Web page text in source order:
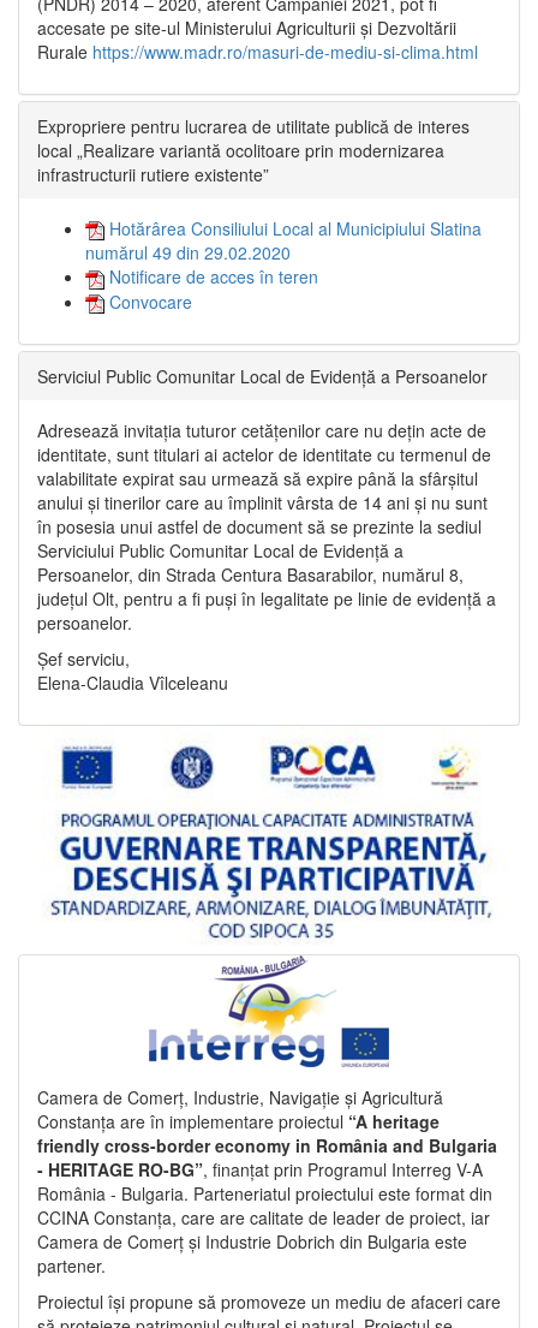
accesate pe site-ul Ministerului Agriculturii și Dezvoltării
Rurale https://www.madr.ro/masuri-de-mediu-si-clima.html
Expropriere pentru lucrarea de utilitate publică de interes
local „Realizare variantă ocolitoare prin modernizarea
infrastructurii rutiere existente”
Hotărârea Consiliului Local al Municipiului Slatina
numărul 49 din 29.02.2020
Notificare de acces în teren
Convocare
Serviciul Public Comunitar Local de Evidență a Persoanelor
Adresează invitația tuturor cetățenilor care nu dețin acte de
identitate, sunt titulari ai actelor de identitate cu termenul de
valabilitate expirat sau urmează să expire până la sfârșitul
anului și tinerilor care au împlinit vârsta de 14 ani și nu sunt
în posesia unui astfel de document să se prezinte la sediul
Serviciului Public Comunitar Local de Evidență a
Persoanelor, din Strada Centura Basarabilor, numărul 8,
județul Olt, pentru a fi puși în legalitate pe linie de evidență a
persoanelor.
Șef serviciu,
Elena-Claudia Vîlceleanu
Camera de Comerț, Industrie, Navigație și Agricultură
Constanța are în implementare proiectul “A heritage
friendly cross-border economy in România and Bulgaria
- HERITAGE RO-BG”, finanțat prin Programul Interreg V-A
România - Bulgaria. Parteneriatul proiectului este format din
CCINA Constanța, care are calitate de leader de proiect, iar
Camera de Comerț și Industrie Dobrich din Bulgaria este
partener.
Proiectul își propune să promoveze un mediu de afaceri care